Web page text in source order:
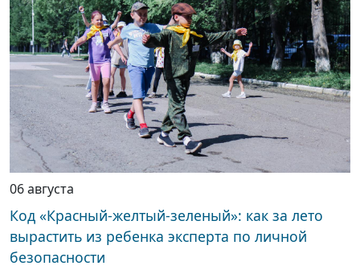
06 августа
Код «Красный-желтый-зеленый»: как за лето
вырастить из ребенка эксперта по личной
безопасности